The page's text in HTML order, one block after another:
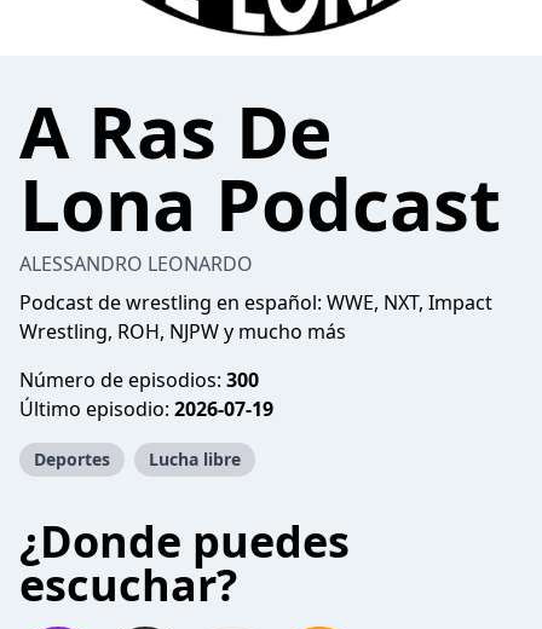
A Ras De
Lona Podcast
ALESSANDRO LEONARDO
Podcast de wrestling en español: WWE, NXT, Impact
Wrestling, ROH, NJPW y mucho más
Número de episodios: 300
Último episodio: 2026-07-19
Deportes Lucha libre
¿Donde puedes
escuchar?